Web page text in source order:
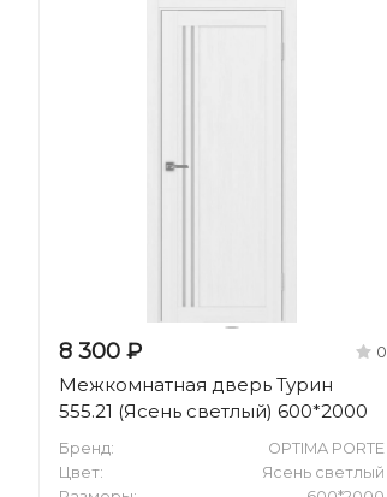
8 300 ₽ 0
Межкомнатная дверь Турин
555.21 (Ясень светлый) 600*2000
Бренд:
OPTIMA PORTE
Цвет:
Ясень светлый